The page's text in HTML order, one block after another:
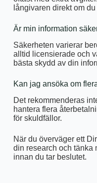
långivaren direkt om
Är min information
Säkerheten varierar
alltid licensierade och
bästa skydd av din
Kan jag ansöka om
Det rekommenderas
hantera flera
för skuldfällor.
När du överväger ett
din research och tänka
innan du tar beslutet.